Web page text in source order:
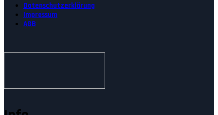
Datenschutzerklärung
Impressum
AGB